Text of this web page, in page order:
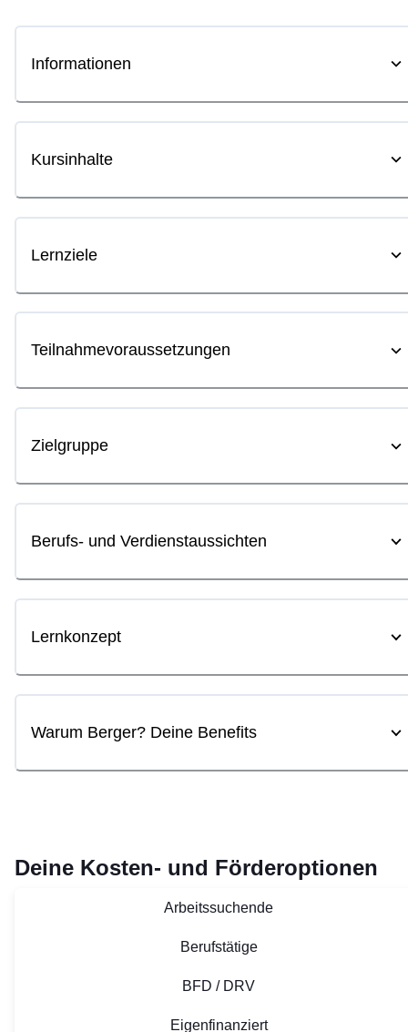
Informationen
Kursinhalte
Lernziele
Teilnahmevoraussetzungen
Zielgruppe
Berufs- und Verdienstaussichten
Lernkonzept
Warum Berger? Deine Benefits
Deine Kosten- und Förderoptionen
Arbeitssuchende
Berufstätige
BFD / DRV
Eigenfinanziert